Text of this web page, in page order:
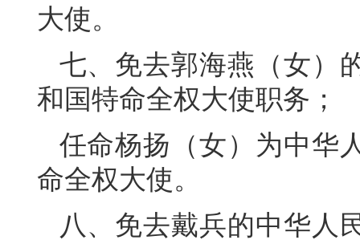
大使。
七、免去郭海燕（女）
和国特命全权大使职务；
任命杨扬（女）为中华
命全权大使。
八、免去戴兵的中华人